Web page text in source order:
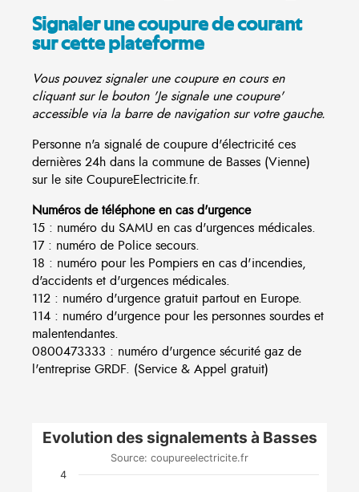
Signaler une coupure de courant
sur cette plateforme
Vous pouvez signaler une coupure en cours en
cliquant sur le bouton 'Je signale une coupure'
accessible via la barre de navigation sur votre gauche.
Personne n'a signalé de coupure d'électricité ces
dernières 24h dans la commune de Basses (Vienne)
sur le site CoupureElectricite.fr.
Numéros de téléphone en cas d'urgence
15 : numéro du SAMU en cas d'urgences médicales.
17 : numéro de Police secours.
18 : numéro pour les Pompiers en cas d'incendies,
d'accidents et d'urgences médicales.
112 : numéro d'urgence gratuit partout en Europe.
114 : numéro d'urgence pour les personnes sourdes et
malentendantes.
0800473333 : numéro d'urgence sécurité gaz de
l'entreprise GRDF. (Service & Appel gratuit)
Evolution des signalements à Basses
Source: coupureelectricite.fr
4